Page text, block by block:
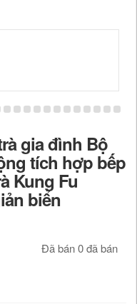
gia đình Bộ
tích hợp bếp
Kung Fu
biển
Đã bán 0 đã bán